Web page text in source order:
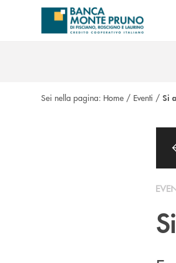
Salta al contenuto principale
Sei nella pagina: Home / Eventi / Si